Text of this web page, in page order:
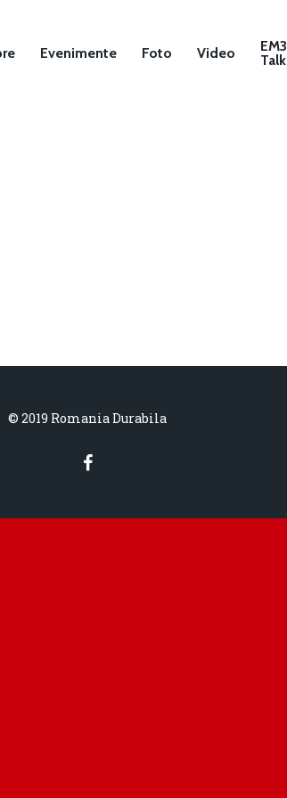
Evenimente Foto Video
Talk
© 2019 Romania Durabila